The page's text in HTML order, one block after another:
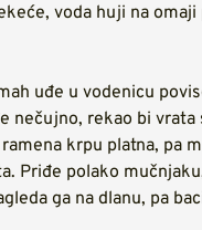
voda huji na
uđe u vodenicu
nečujno, rekao bi vrata
krpu platna, pa
Priđe polako
ga na dlanu, pa